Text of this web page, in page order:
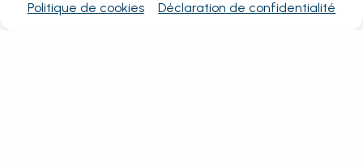
Politique de cookies Déclaration de confidentialité